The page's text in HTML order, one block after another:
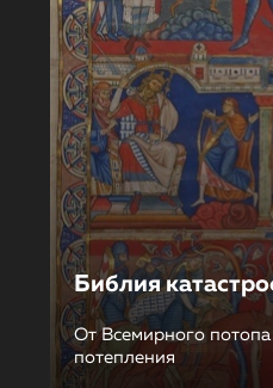
Библия
От Всемирного
потепления